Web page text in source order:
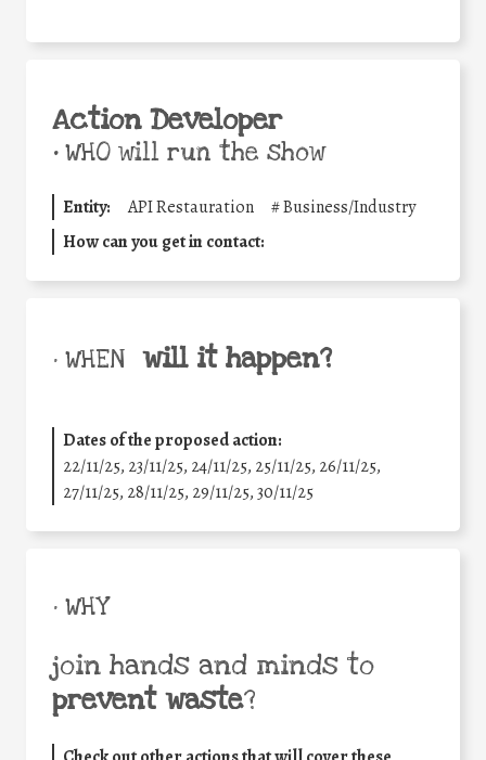
Action Developer
•WHO will run the show
Entity: API Restauration #Business/Industry
How can you get in contact:
• WHEN will it happen?
Dates of the proposed action:
22/11/25, 23/11/25, 24/11/25, 25/11/25, 26/11/25,
27/11/25, 28/11/25, 29/11/25,30/11/25
• WHY
join hands and minds to
prevent waste?